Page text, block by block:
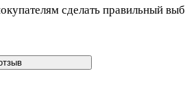
сделать правильный